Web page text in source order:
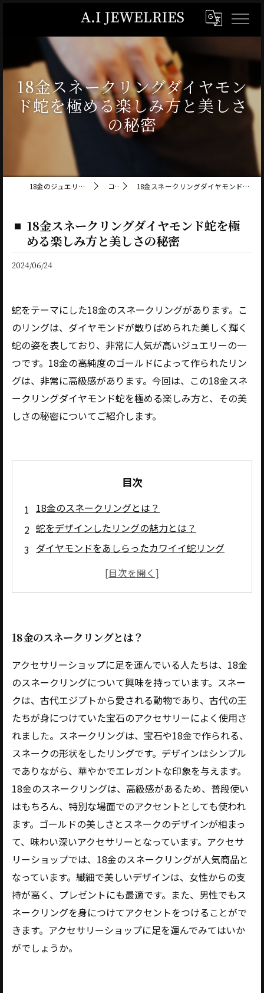
18金スネークリングダイヤモン
ド蛇を極める楽しみ方と美しさ
の秘密
18金のジュエリーならA.I JEWELRIES コラム 18金スネークリングダイヤモンド蛇を極める楽しみ方と美しさの秘密
18金スネークリングダイヤモンド蛇を極
める楽しみ方と美しさの秘密
2024/06/24
蛇をテーマにした18金のスネークリングがあります。こ
のリングは、ダイヤモンドが散りばめられた美しく輝く
蛇の姿を表しており、非常に人気が高いジュエリーの一
つです。18金の高純度のゴールドによって作られたリン
グは、非常に高級感があります。今回は、この18金スネ
ークリングダイヤモンド蛇を極める楽しみ方と、その美
しさの秘密についてご紹介します。
目次
18金のスネークリングとは？
蛇をデザインしたリングの魅力とは？
ダイヤモンドをあしらったカワイイ蛇リング
蛇リングを着けることで表現されるスタイリッ
18金のスネークリングとは？
アクセサリーショップに足を運んでいる人たちは、18金
のスネークリングについて興味を持っています。スネー
クは、古代エジプトから愛される動物であり、古代の王
たちが身につけていた宝石のアクセサリーによく使用さ
れました。スネークリングは、宝石や18金で作られる、
スネークの形状をしたリングです。デザインはシンプル
でありながら、華やかでエレガントな印象を与えます。
18金のスネークリングは、高級感があるため、普段使い
はもちろん、特別な場面でのアクセントとしても使われ
ます。ゴールドの美しさとスネークのデザインが相まっ
て、味わい深いアクセサリーとなっています。アクセサ
リーショップでは、18金のスネークリングが人気商品と
なっています。繊細で美しいデザインは、女性からの支
持が高く、プレゼントにも最適です。また、男性でもス
ネークリングを身につけてアクセントをつけることがで
きます。アクセサリーショップに足を運んでみてはいか
がでしょうか。